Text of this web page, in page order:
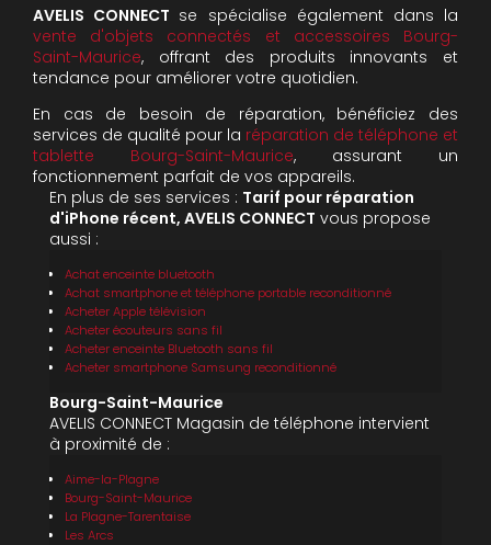
AVELIS CONNECT se spécialise également dans la
vente d'objets connectés et accessoires Bourg-
Saint-Maurice, offrant des produits innovants et
tendance pour améliorer votre quotidien.
En cas de besoin de réparation, bénéficiez des
services de qualité pour la réparation de téléphone et
tablette Bourg-Saint-Maurice, assurant un
fonctionnement parfait de vos appareils.
En plus de ses services : Tarif pour réparation
d'iPhone récent, AVELIS CONNECT vous propose
aussi :
Achat enceinte bluetooth
Achat smartphone et téléphone portable reconditionné
Acheter Apple télévision
Acheter écouteurs sans fil
Acheter enceinte Bluetooth sans fil
Acheter smartphone Samsung reconditionné
Bourg-Saint-Maurice
AVELIS CONNECT Magasin de téléphone intervient
à proximité de :
Aime-la-Plagne
Bourg-Saint-Maurice
La Plagne-Tarentaise
Les Arcs